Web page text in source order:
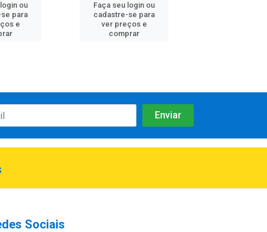
ou
para
e
Faça seu login ou
cadastre-se para
ver preços e
comprar
Sociais